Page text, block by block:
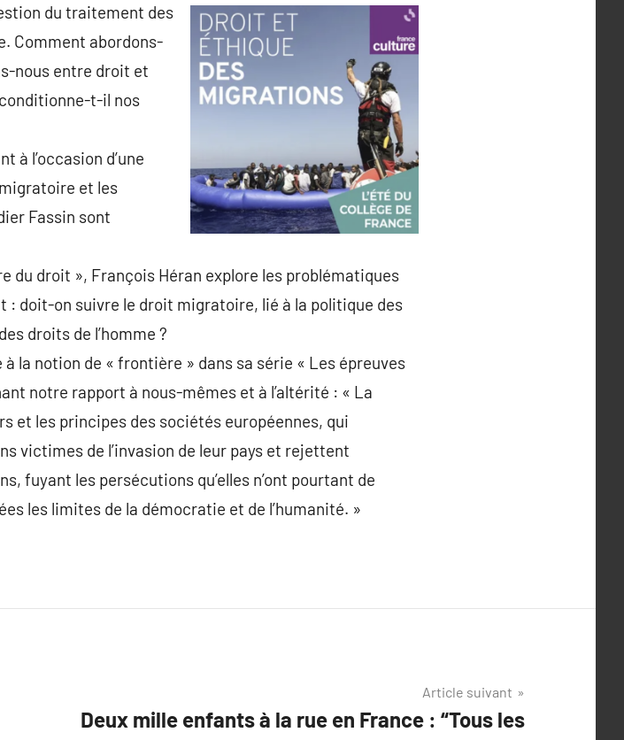
du traitement des
Comment abordons-
nous entre droit et
t-il nos
à l’occasion d’une
et les
Fassin sont
du droit », François Héran explore les problématiques
: doit-on suivre le droit migratoire, lié à la politique des
droits de l’homme ?
la notion de « frontière » dans sa série « Les épreuves
notre rapport à nous-mêmes et à l’altérité : « La
et les principes des sociétés européennes, qui
victimes de l’invasion de leur pays et rejettent
fuyant les persécutions qu’elles n’ont pourtant de
les limites de la démocratie et de l’humanité. »
Article suivant
Deux mille enfants à la rue en France : “Tous les